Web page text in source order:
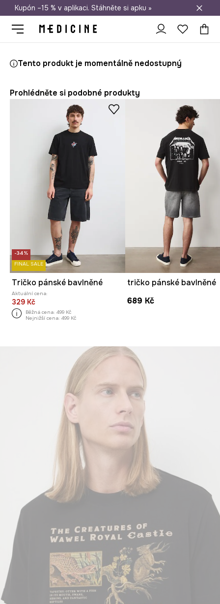
Doprava zdarma při nákupu nad 1 200 Kč
Kupón –15 % v aplikaci. Stáhněte si apku »
Tento produkt je momentálně nedostupný
Prohlédněte si podobné produkty
-34%
FINAL SALE
Tričko pánské bavlněné
Aktuální cena:
329 Kč
Běžná cena: 499 Kč
Nejnižší cena: 499 Kč
tričko pánské bavlněné
689 Kč